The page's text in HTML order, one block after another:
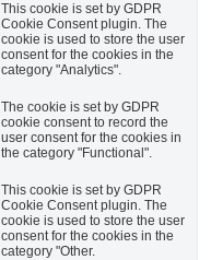
This cookie is set by GDPR
Cookie Consent plugin. The
cookie is used to store the user
consent for the cookies in the
category "Analytics".
The cookie is set by GDPR
cookie consent to record the
user consent for the cookies in
the category "Functional".
This cookie is set by GDPR
Cookie Consent plugin. The
cookie is used to store the user
consent for the cookies in the
category "Other.